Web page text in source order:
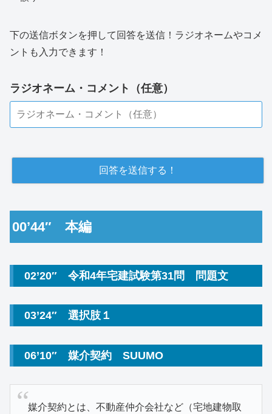
下の送信ボタンを押して回答を送信！ラジオネームやコメ
ントも入力できます！
ラジオネーム・コメント（任意）
00’44″ 本編
02’20″ 令和4年宅建試験第31問 問題文
03’24″ 選択肢１
06’10″ 媒介契約 SUUMO
媒介契約とは、不動産仲介会社など（宅地建物取